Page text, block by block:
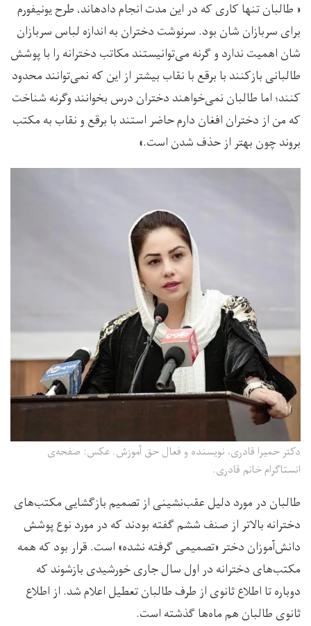
« طالبان تنها کاری که در این مدت انجام داده‎اند، طرح یونیفورم
برای سربازان شان بود. سرنوشت دختران به اندازه لباس سربازان
شان اهمیت ندارد و گرنه می‌توانیستند مکاتب دخترانه را با پوشش
طالبانی بازکنند با برقع با نقاب بیشتر از این که نمی‌توانند محدود
کنند؛ اما طالبان نمی‌خواهند دختران درس بخوانند وگرنه شناخت
که من از دختران افغان دارم حاضر استند با برقع و نقاب به مکتب
بروند چون بهتر از حذف شدن است.»
دکتر حمیرا قادری، نویسنده و فعال حق آموزش. عکس: صفحه‌ی
انستاگرام خانم قادری.
طالبان در مورد دلیل عقب‌نشینی از تصمیم بازگشایی مکتب‌های
دخترانه بالاتر از صنف ششم گفته بودند که در مورد نوع پوشش
دانش‌آموزان دختر «تصمیمی گرفته نشده» است. قرار بود که همه
مکتب‌های دخترانه در اول سال جاری خورشیدی بازشوند که
دوباره تا اطلاع ثانوی از طرف طالبان تعطیل اعلام شد. از اطلاع
ثانوی طالبان هم ماه‌ها گذشته است.